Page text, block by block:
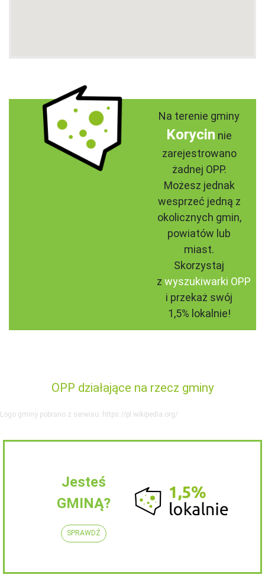
Na terenie gminy
Korycin nie
zarejestrowano
żadnej OPP.
Możesz jednak
wesprzeć jedną z
okolicznych gmin,
powiatów lub
miast.
Skorzystaj
z wyszukiwarki OPP
i przekaż swój
1,5% lokalnie!
OPP działające na rzecz gminy
Logo gminy pobrano z serwisu: https://pl.wikipedia.org/
Jesteś
GMINĄ?
SPRAWDŹ